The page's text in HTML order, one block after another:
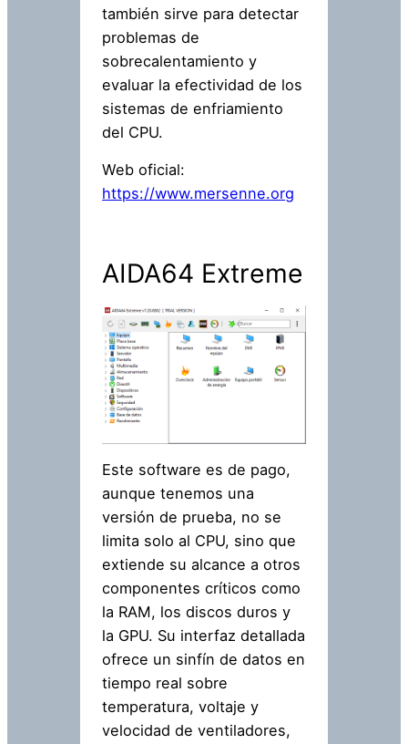
también sirve para detectar
problemas de
sobrecalentamiento y
evaluar la efectividad de los
sistemas de enfriamiento
del CPU.
Web oficial:
https://www.mersenne.org
AIDA64 Extreme
Este software es de pago,
aunque tenemos una
versión de prueba, no se
limita solo al CPU, sino que
extiende su alcance a otros
componentes críticos como
la RAM, los discos duros y
la GPU. Su interfaz detallada
ofrece un sinfín de datos en
tiempo real sobre
temperatura, voltaje y
velocidad de ventiladores,